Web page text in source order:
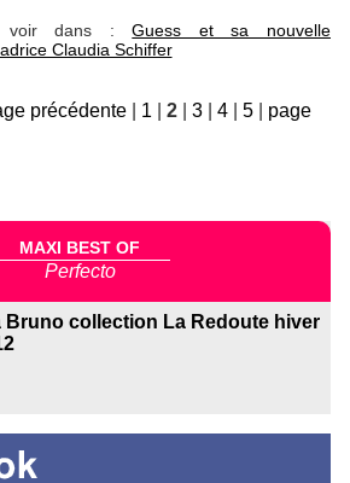
dans :Guess et sa nouvelle
Claudia Schiffer
précédente 1 2 3 4 5
page
MAXI BEST OF
Perfecto
Bruno collection La Redoute hiver